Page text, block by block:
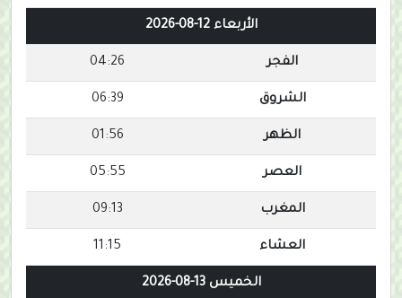
الأربعاء 12-08-2026
الفجر 04:26
الشروق 06:39
الظهر 01:56
العصر 05:55
المغرب 09:13
العشاء 11:15
الخميس 13-08-2026